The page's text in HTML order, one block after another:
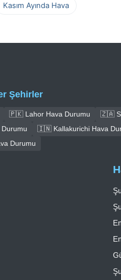
Kasım Ayında Hava
Şehirler
🇵🇰 Lahor Hava Durumu 🇿🇦
🇮🇳 Kallakurichi Hava
Durumu